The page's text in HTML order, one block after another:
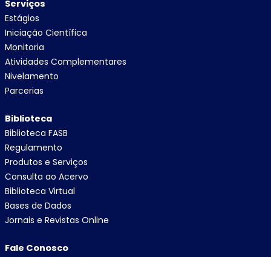
Serviços
Estágios
Iniciação Científica
Monitoria
Atividades Complementares
Nivelamento
Parcerias
Biblioteca
Biblioteca FASB
Regulamento
Produtos e Serviços
Consulta ao Acervo
Biblioteca Virtual
Bases de Dados
Jornais e Revistas Online
Fale Conosco